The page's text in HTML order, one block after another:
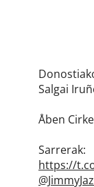
Salgai
Åben
Sarrerak:
https://